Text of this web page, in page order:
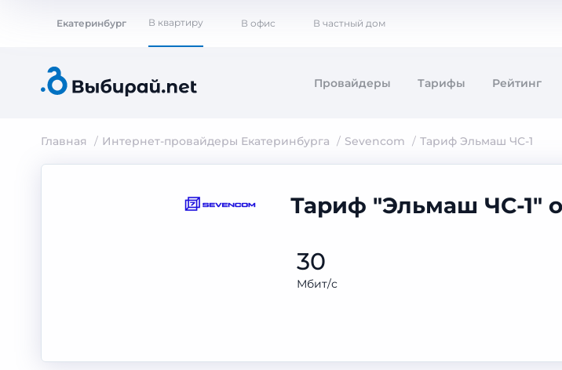
Екатеринбург В квартиру В офис В частный дом
Провайдеры Тарифы Рейтинг
Главная Интернет-провайдеры Екатеринбурга Sevencom Тариф Эльмаш ЧС-1
Тариф "Эльмаш ЧС-1"
30
Мбит/с